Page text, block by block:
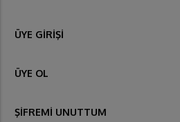
ÜYE GİRİŞİ
ÜYE OL
ŞİFREMİ UNUTTUM